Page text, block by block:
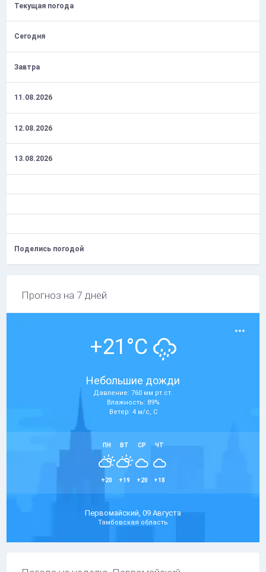
Текущая погода
Сегодня
Завтра
11.08.2026
12.08.2026
13.08.2026
Поделись погодой
Прогноз на 7 дней
+21°C
Небольшие дожди
Давление: 760 мм рт.ст.
Влажность: 89%
Ветер: 4 м/с, С
ПН
+20
ВТ
+19
СР
+20
ЧТ
+18
Первомайский, 09 Августа
Тамбовская область